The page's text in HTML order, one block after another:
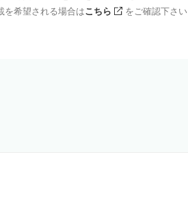
を希望される場合はこちら をご確認下さい